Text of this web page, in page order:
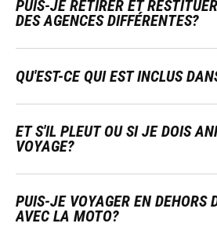
PUIS-JE RETIRER ET
DES AGENCES DIFFÉRENTES?
QU'EST-CE QUI EST INCLUS
ET S'IL PLEUT OU SI JE DOIS
VOYAGE?
PUIS-JE VOYAGER EN DEHORS
AVEC LA MOTO?